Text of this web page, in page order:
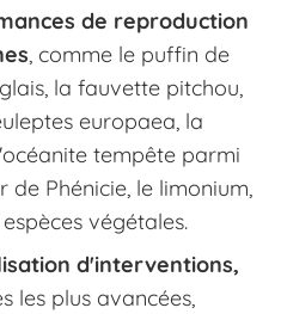
de reproduction
, comme le puffin de
la fauvette pitchou,
europaea, la
tempête parmi
de Phénicie, le limonium,
végétales.
d'interventions,
les plus avancées,